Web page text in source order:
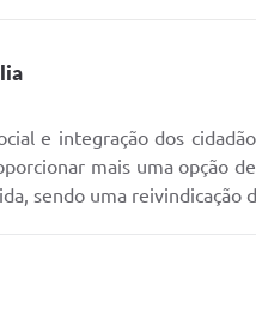
e integração dos
mais uma opção
sendo uma reivindicação